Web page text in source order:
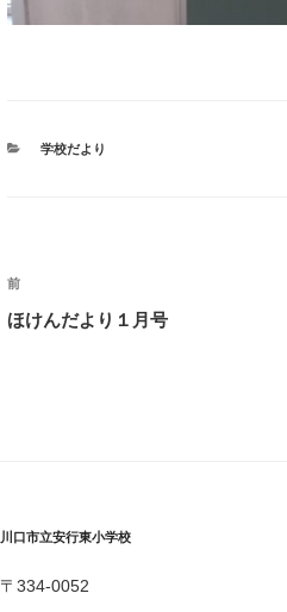
カ
学校だより
投
稿
シ
ョ
前
の
前
ほけんだより１月号
川口市立安行東小学校
〒334-0052